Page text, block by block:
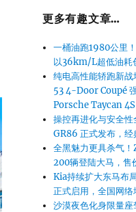
更多有趣文章…
一桶油跑1980公里
以36km/L超低油耗
纯电高性能轿跑新
53 4-Door Coupé
Porsche Taycan 4S
操控再进化与安全
GR86 正式发布，
全黑魅力更具杀气
200辆登陆大马，
Kia持续扩大东马布
正式启用，全国网
沙漠夜色化身限量